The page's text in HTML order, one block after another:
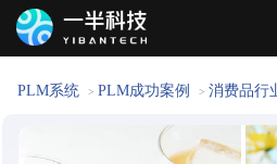
PLM系统 > PLM成功案例 > 消费品行